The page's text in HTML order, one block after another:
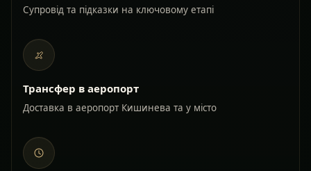
Супровід та підказки на ключовому етапі
Трансфер в аеропорт
Доставка в аеропорт Кишинева та у місто